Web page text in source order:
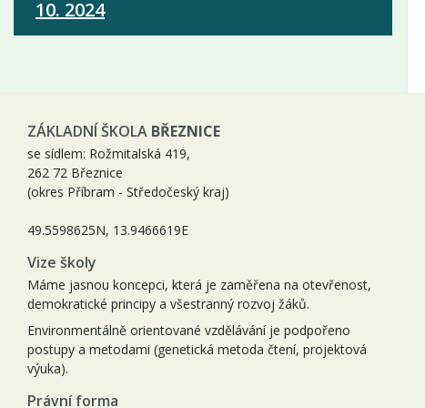
10. 2024
ZÁKLADNÍ ŠKOLA BŘEZNICE
se sídlem: Rožmitalská 419,
262 72 Březnice
(okres Příbram - Středočeský kraj)
49.5598625N, 13.9466619E
Vize školy
Máme jasnou koncepci, která je zaměřena na otevřenost,
demokratické principy a všestranný rozvoj žáků.
Environmentálně orientované vzdělávání je podpořeno
postupy a metodami (genetická metoda čtení, projektová
výuka).
Právní forma